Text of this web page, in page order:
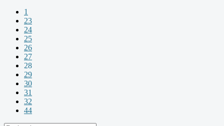
1
23
24
25
26
27
28
29
30
31
32
44